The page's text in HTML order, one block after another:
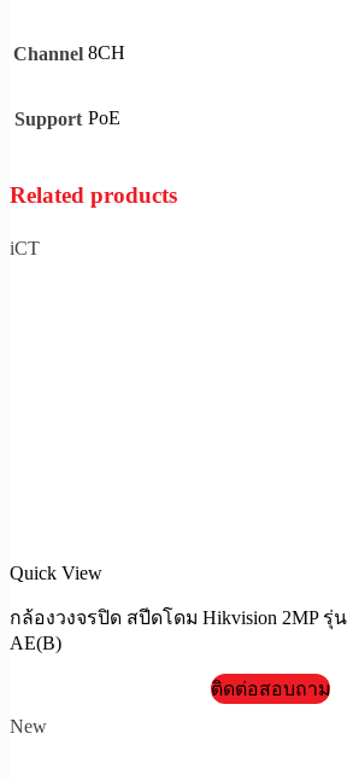
Channel 8CH
Support PoE
Related products
iCT
Quick View
กล้องวงจรปิด สปีดโดม Hikvision 2MP รุ่น
AE(B)
ติดต่อสอบถาม
New